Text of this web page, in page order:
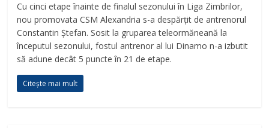
Cu cinci etape înainte de finalul sezonului în Liga Zimbrilor,
nou promovata CSM Alexandria s-a despărțit de antrenorul
Constantin Ștefan. Sosit la gruparea teleormăneană la
începutul sezonului, fostul antrenor al lui Dinamo n-a izbutit
să adune decât 5 puncte în 21 de etape.
Citește mai mult